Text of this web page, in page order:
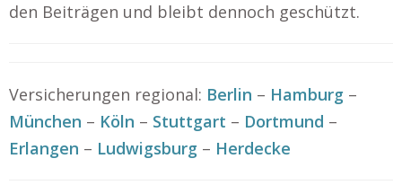
den Beiträgen und bleibt dennoch geschützt.
Versicherungen regional: Berlin – Hamburg –
München – Köln – Stuttgart – Dortmund –
Erlangen – Ludwigsburg – Herdecke